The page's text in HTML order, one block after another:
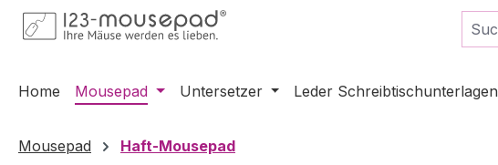
Hauptinhalt springen
Zur Suche springen
Zur Hauptnavigation springen
Home Mousepad Untersetzer Leder Schreibtischunterlagen
Mousepad Haft-Mousepad